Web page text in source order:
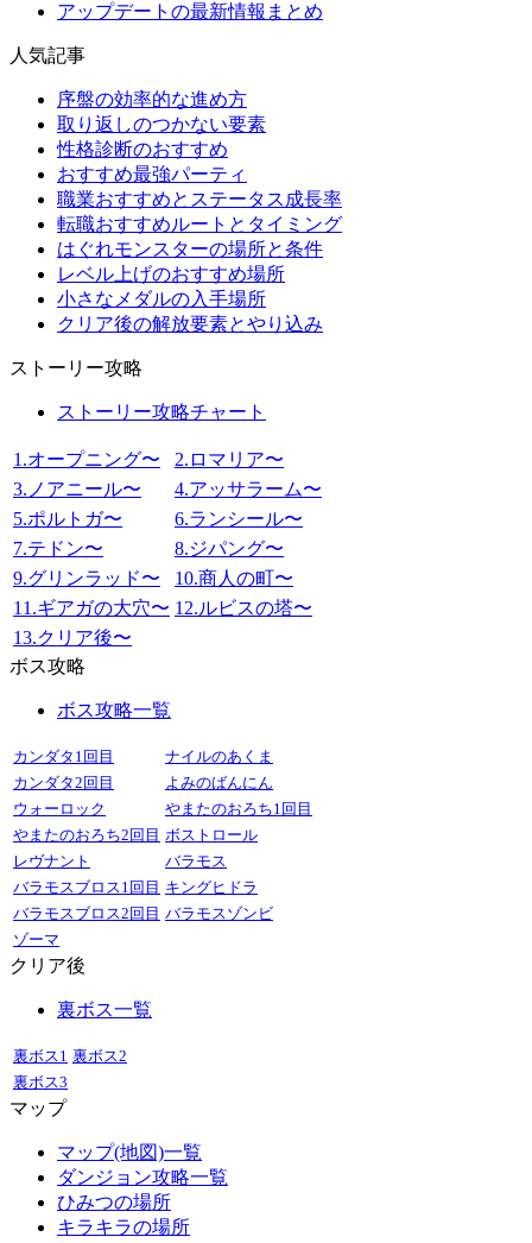
アップデートの最新情報まとめ
人気記事
序盤の効率的な進め方
取り返しのつかない要素
性格診断のおすすめ
おすすめ最強パーティ
職業おすすめとステータス成長率
転職おすすめルートとタイミング
はぐれモンスターの場所と条件
レベル上げのおすすめ場所
小さなメダルの入手場所
クリア後の解放要素とやり込み
ストーリー攻略
ストーリー攻略チャート
1.オープニング〜
2.ロマリア〜
3.ノアニール〜
4.アッサラーム〜
5.ポルトガ〜
6.ランシール〜
7.テドン〜
8.ジパング〜
9.グリンラッド〜
10.商人の町〜
11.ギアガの大穴〜 12.ルビスの塔〜
13.クリア後〜
ボス攻略
ボス攻略一覧
カンダタ1回目
ナイルのあくま
カンダタ2回目
よみのばんにん
ウォーロック
やまたのおろち1回目
やまたのおろち2回目 ボストロール
レヴナント
バラモス
バラモスブロス1回目 キングヒドラ
バラモスブロス2回目 バラモスゾンビ
ゾーマ
クリア後
裏ボス一覧
裏ボス1 裏ボス2
裏ボス3
マップ
マップ(地図)一覧
ダンジョン攻略一覧
ひみつの場所
キラキラの場所